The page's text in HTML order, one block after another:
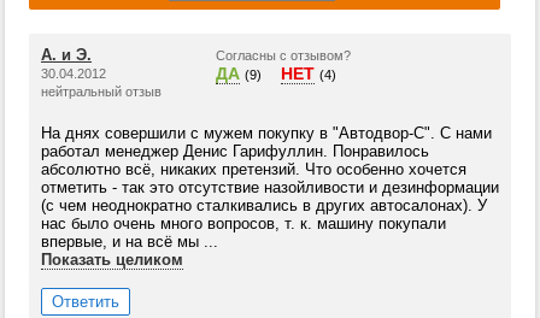
А. и Э.
30.04.2012
нейтральный отзыв
Согласны с отзывом?
ДА (9) НЕТ (4)
На днях совершили с мужем покупку в "Автодвор-С". С нами
работал менеджер Денис Гарифуллин. Понравилось
абсолютно всё, никаких претензий. Что особенно хочется
отметить - так это отсутствие назойливости и дезинформации
(с чем неоднократно сталкивались в других автосалонах). У
нас было очень много вопросов, т. к. машину покупали
впервые, и на всё мы ...
Показать целиком
Ответить